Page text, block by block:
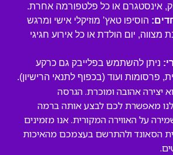
אינסטגרם או כל פלטפורמה אחרת.
הוסיפו טאץ’ מוזיקלי אישי ומרגש
מצווה, יום הולדת או כל אירוע חגיגי
ניתן להשתמש בפלייבק גם כרקע
פרסומות ועוד (בכפוף לתנאי הרישיון).
יצירה אהובה ומוכרת. הגרסה
מאפשרת לכם לבצע אותה ברמה
על האווירה המקורית. אנו מזמינים
הסאונד ולהתרשם בעצמכם מהאיכות